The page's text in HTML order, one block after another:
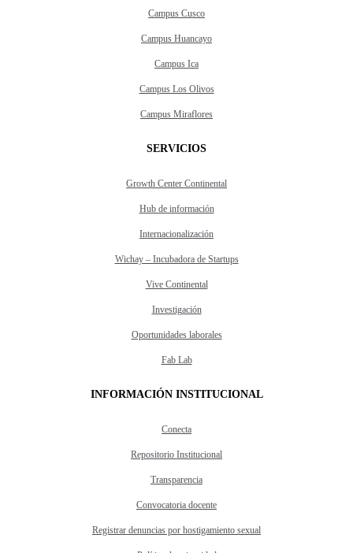
Campus Cusco
Campus Huancayo
Campus Ica
Campus Los Olivos
Campus Miraflores
SERVICIOS
Growth Center Continental
Hub de información
Internacionalización
Wichay – Incubadora de Startups
Vive Continental
Investigación
Oportunidades laborales
Fab Lab
INFORMACIÓN INSTITUCIONAL
Conecta
Repositorio Institucional
Transparencia
Convocatoria docente
Registrar denuncias por hostigamiento sexual